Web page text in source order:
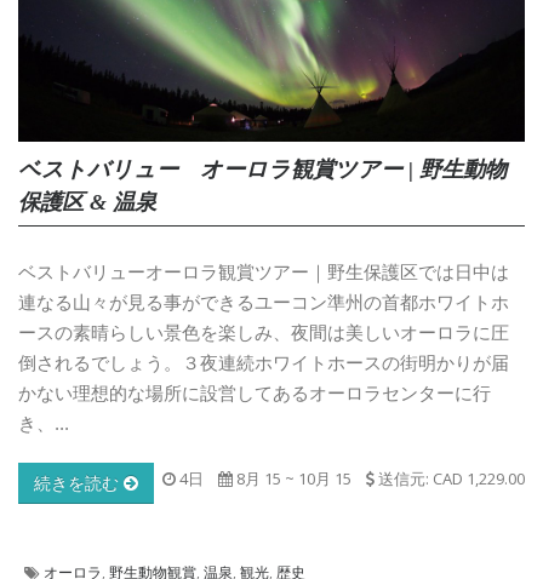
ベストバリュー オーロラ観賞ツアー | 野生動物
保護区 & 温泉
ベストバリューオーロラ観賞ツアー｜野生保護区では日中は
連なる山々が見る事ができるユーコン準州の首都ホワイトホ
ースの素晴らしい景色を楽しみ、夜間は美しいオーロラに圧
倒されるでしょう。３夜連続ホワイトホースの街明かりが届
かない理想的な場所に設営してあるオーロラセンターに行
き、...
4日 8月 15 ~ 10月 15 送信元: CAD 1,229.00
続きを読む
オーロラ 野生動物観賞 温泉 観光 歴史